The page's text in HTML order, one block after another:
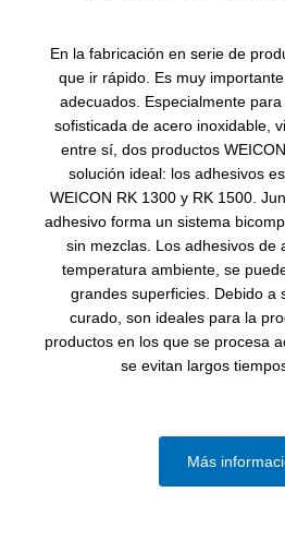
En la fabricación en serie de
que ir rápido. Es muy
adecuados. Especialmente
sofisticada de acero inoxidable,
entre sí, dos productos
solución ideal: los adhesivos
WEICON RK 1300 y RK 1500.
adhesivo forma un sistema
sin mezclas. Los adhesivos de
temperatura ambiente, se
grandes superficies. Debido a
curado, son ideales para la
productos en los que se procesa
se evitan largos
Más